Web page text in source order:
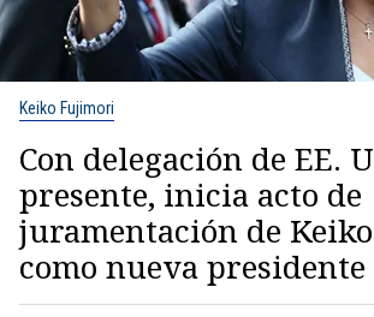
Keiko Fujimori
Con delegación de EE.
presente, inicia acto de
juramentación de
como nueva